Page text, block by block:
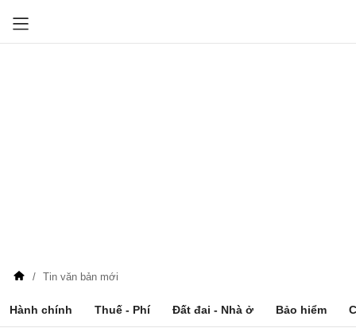
Tin văn bản mới
Hành chính Thuế - Phí Đất đai - Nhà ở Bảo hiểm